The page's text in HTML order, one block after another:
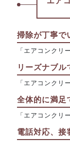
掃除が丁寧で
「エアコンクリ
リーズナブル
「エアコンクリ
全体的に満足
「エアコンクリ
電話対応、接